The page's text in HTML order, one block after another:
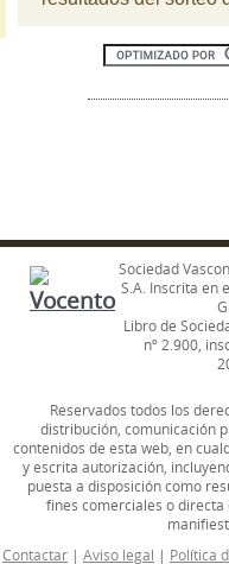
Sociedad
S.A. Inscrita en
Libro de
nº 2.900,
Reservados todos los
distribución, comunicación
contenidos de esta web, en
y escrita autorización,
puesta a disposición como
fines comerciales o
Contactar | Aviso legal | Política